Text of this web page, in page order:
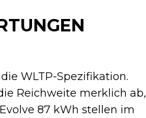
WLTP-Spezifikation.
Reichweite merklich ab,
87 kWh stellen im